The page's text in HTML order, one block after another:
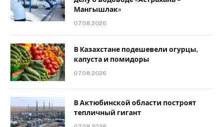
Мангышлак»
07.08.2026
В Казахстане подешевели огурцы,
капуста и помидоры
07.08.2026
В Актюбинской области построят
тепличный гигант